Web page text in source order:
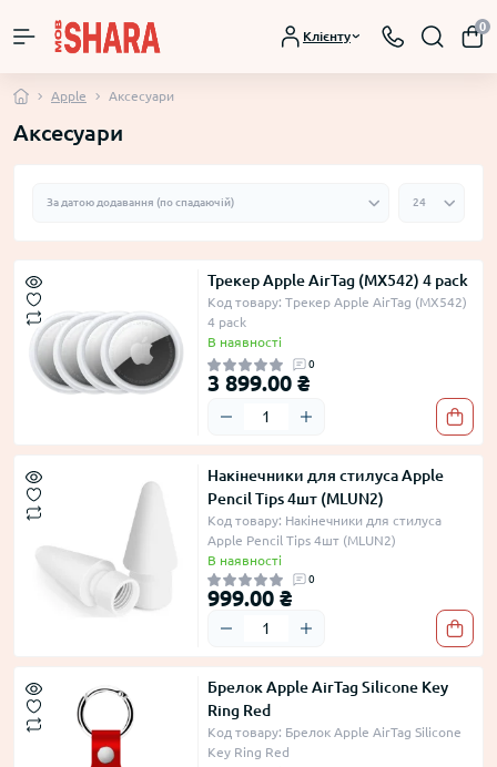
Клієнту
0
Apple Аксесуари
Аксесуари
Трекер Apple AirTag (MX542) 4 pack
Код товару: Трекер Apple AirTag (MX542)
4 pack
В наявності
0
3 899.00 ₴
Накінечники для стилуса Apple
Pencil Tips 4шт (MLUN2)
Код товару: Накінечники для стилуса
Apple Pencil Tips 4шт (MLUN2)
В наявності
0
999.00 ₴
Брелок Apple AirTag Silicone Key
Ring Red
Код товару: Брелок Apple AirTag Silicone
Key Ring Red